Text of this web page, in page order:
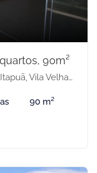
90m²
Vila Velha-ES
90 m²